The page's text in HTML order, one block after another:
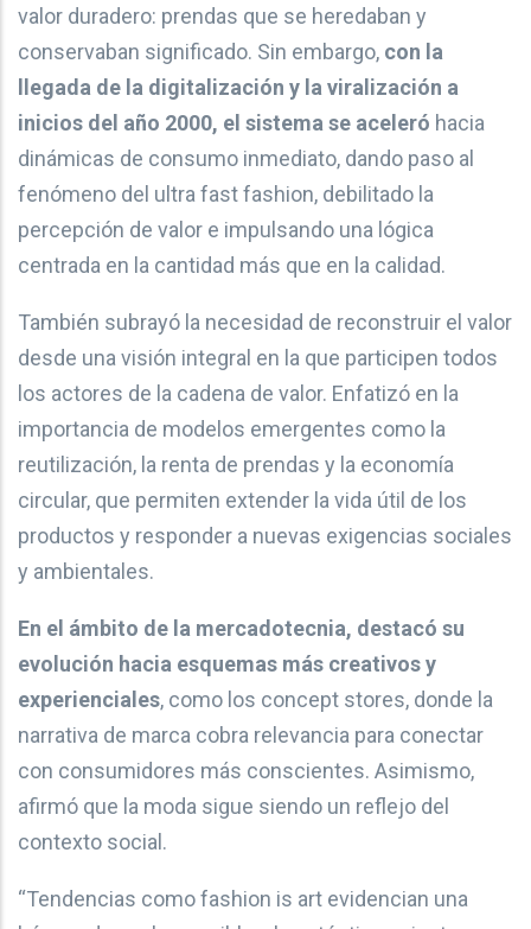
valor duradero: prendas que se heredaban y
conservaban significado. Sin embargo, con la
llegada de la digitalización y la viralización a
inicios del año 2000, el sistema se aceleró hacia
dinámicas de consumo inmediato, dando paso al
fenómeno del ultra fast fashion, debilitado la
percepción de valor e impulsando una lógica
centrada en la cantidad más que en la calidad.
También subrayó la necesidad de reconstruir el valor
desde una visión integral en la que participen todos
los actores de la cadena de valor. Enfatizó en la
importancia de modelos emergentes como la
reutilización, la renta de prendas y la economía
circular, que permiten extender la vida útil de los
productos y responder a nuevas exigencias sociales
y ambientales.
En el ámbito de la mercadotecnia, destacó su
evolución hacia esquemas más creativos y
experienciales, como los concept stores, donde la
narrativa de marca cobra relevancia para conectar
con consumidores más conscientes. Asimismo,
afirmó que la moda sigue siendo un reflejo del
contexto social.
“Tendencias como fashion is art evidencian una